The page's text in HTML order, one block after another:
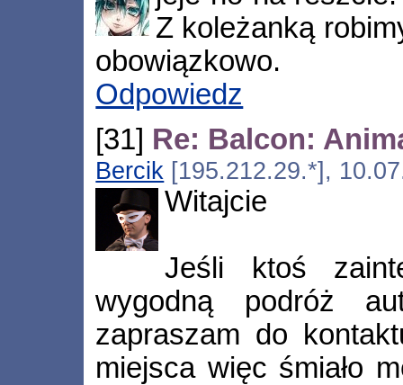
Z koleżanką
obowiązkowo.
Odpowiedz
[31] Re: Balcon:
Bercik [195.212.29.*],
Witajcie
Jeśli ktoś
wygodną podróż
zapraszam do
miejsca więc śmiało